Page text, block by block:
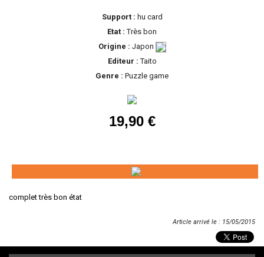
Support : hu card
Etat :Très bon
Origine : Japon
Editeur :Taito
Genre : Puzzle game
19,90 €
complet très bon état
Article arrivé le : 15/05/2015